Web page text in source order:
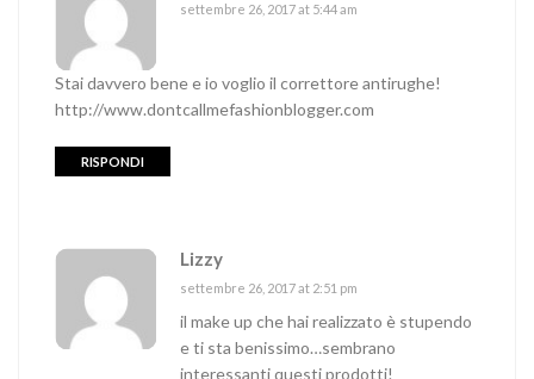
settembre 26, 2017 at 5:44 am
Stai davvero bene e io voglio il correttore antirughe!
http://www.dontcallmefashionblogger.com
RISPONDI
Lizzy
settembre 26, 2017 at 2:51 pm
il make up che hai realizzato è stupendo
e ti sta benissimo…sembrano
interessanti questi prodotti!